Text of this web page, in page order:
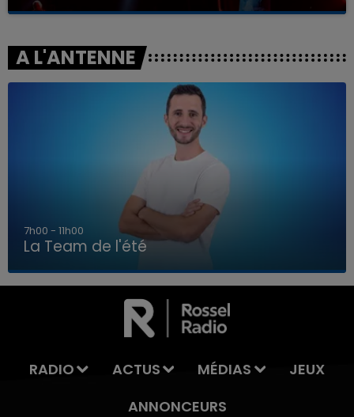
LA TEAM DE L'ÉTÉ
A L'ANTENNE
7h00 - 11h00
La Team de l'été
RADIO ACTUS MÉDIAS
JEUX
ANNONCEURS